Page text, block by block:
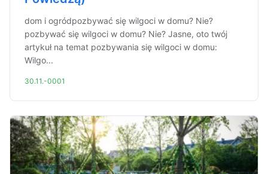
dom i ogródpozbywać się wilgoci w domu? Nie?
pozbywać się wilgoci w domu? Nie? Jasne, oto twój
artykuł na temat pozbywania się wilgoci w domu:
Wilgo...
30.11.-0001